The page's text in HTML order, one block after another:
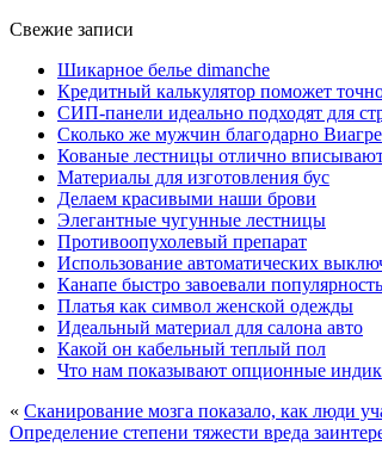
Свежие записи
Шикарное белье dimanche
Кредитный калькулятор поможет точно
СИП-панели идеально подходят для
Сколько же мужчин благодарно Виагре
Кованые лестницы отлично
Материалы для изготовления бус
Делаем красивыми наши брови
Элегантные чугунные лестницы
Противоопухолевый препарат
Использование автоматических
Канапе быстро завоевали популярность
Платья как символ женской одежды
Идеальный материал для салона авто
Какой он кабельный теплый пол
Что нам показывают опционные
« Сканирование мозга показало, как люди
Определение степени тяжести вреда